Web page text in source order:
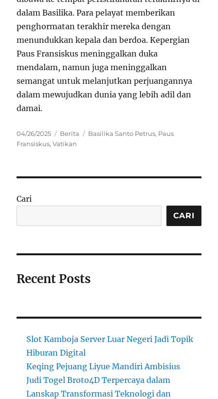
dalam Basilika. Para pelayat memberikan
penghormatan terakhir mereka dengan
menundukkan kepala dan berdoa. Kepergian
Paus Fransiskus meninggalkan duka
mendalam, namun juga meninggalkan
semangat untuk melanjutkan perjuangannya
dalam mewujudkan dunia yang lebih adil dan
damai.
Posted
on
04/26/2025 Categories
Berita Tags
Basilika Santo Petrus, Paus
Fransiskus,Vatikan
Cari
CARI
Recent Posts
Slot Kamboja Server Luar Negeri Jadi Topik
Hiburan Digital
Keqing Pejuang Liyue Mandiri Ambisius
Judi Togel Broto4D Terpercaya dalam
Lanskap Transformasi Teknologi dan